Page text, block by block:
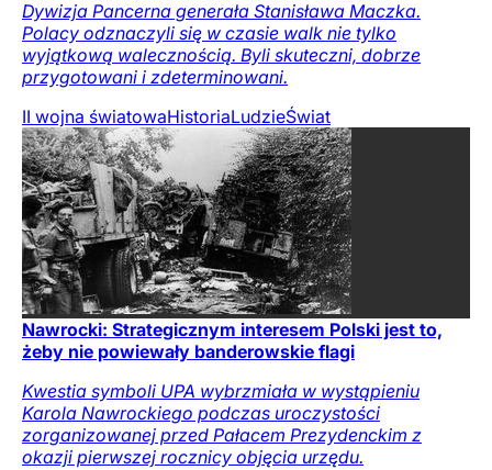
Dywizja Pancerna generała Stanisława Maczka.
Polacy odznaczyli się w czasie walk nie tylko
wyjątkową walecznością. Byli skuteczni, dobrze
przygotowani i zdeterminowani.
II wojna światowaHistoriaLudzieŚwiat
Nawrocki: Strategicznym interesem Polski jest to,
żeby nie powiewały banderowskie flagi
Kwestia symboli UPA wybrzmiała w wystąpieniu
Karola Nawrockiego podczas uroczystości
zorganizowanej przed Pałacem Prezydenckim z
okazji pierwszej rocznicy objęcia urzędu.